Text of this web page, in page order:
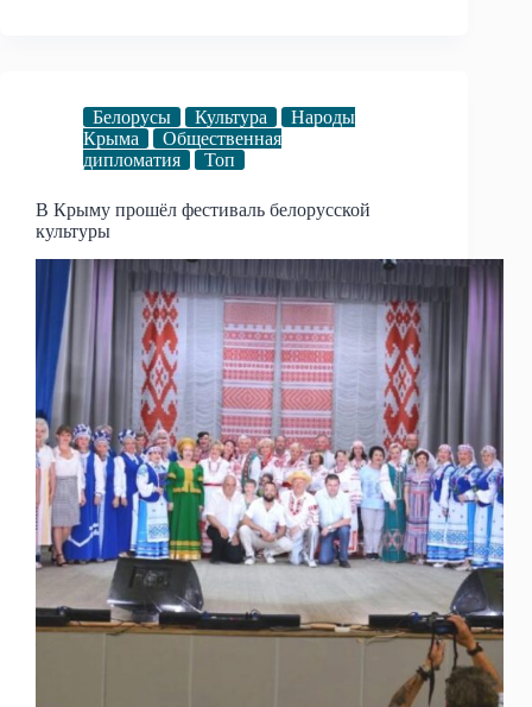
Белорусы Культура
Народы
Крыма
Общественная
дипломатия
Топ
В Крыму прошёл фестиваль белорусской
культуры